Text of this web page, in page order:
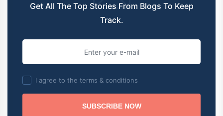
Get All The Top Stories From Blogs To Keep
Track.
I agree to the terms & conditions
SUBSCRIBE NOW